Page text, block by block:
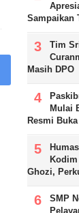
Sampaikan
Tim
Masih DPO
Mulai
Resmi
Ghozi,
SMP